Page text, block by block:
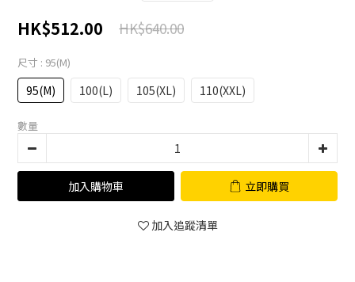
HK$512.00 HK$640.00
尺寸 : 95(M)
95(M) 100(L) 105(XL) 110(XXL)
數量
加入購物車 立即購買
加入追蹤清單